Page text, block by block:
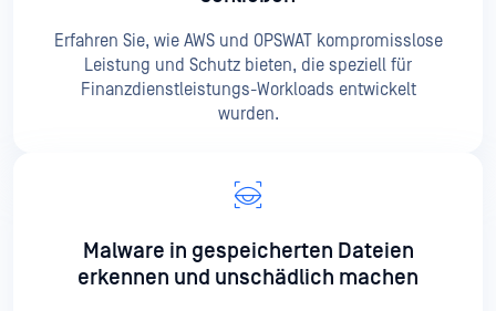
Erfahren Sie, wie AWS und OPSWAT kompromisslose
Leistung und Schutz bieten, die speziell für
Finanzdienstleistungs-Workloads entwickelt
wurden.
Malware in gespeicherten Dateien
erkennen und unschädlich machen